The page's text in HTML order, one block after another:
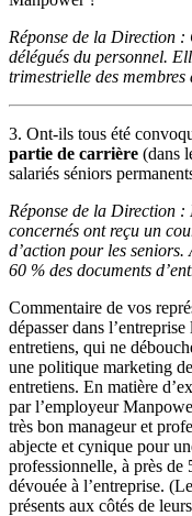
Réponse de la Direction :
délégués du personnel.
trimestrielle des membres
3. Ont-ils tous été
partie de carrière (dans
salariés séniors
Réponse de la Direction
concernés ont reçu un
d’action pour les seniors.
60 % des documents
Commentaire de vos
dépasser dans
entretiens, qui ne
une politique marketing
entretiens. En matière
par l’employeur
très bon manageur et
abjecte et cynique pour
professionnelle, à près de
dévouée à l’entreprise.
présents aux côtés de